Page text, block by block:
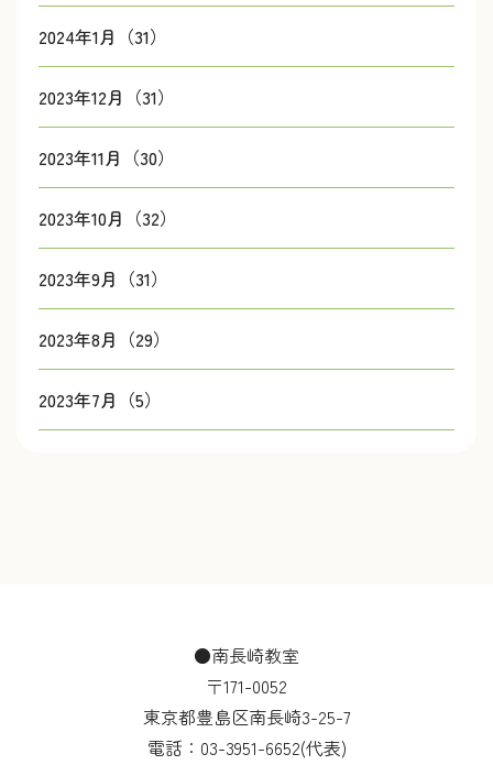
2024年1月（31）
2023年12月（31）
2023年11月（30）
2023年10月（32）
2023年9月（31）
2023年8月（29）
2023年7月（5）
●南長崎教室
〒171-0052
東京都豊島区南長崎3-25-7
電話： 03-3951-6652(代表)